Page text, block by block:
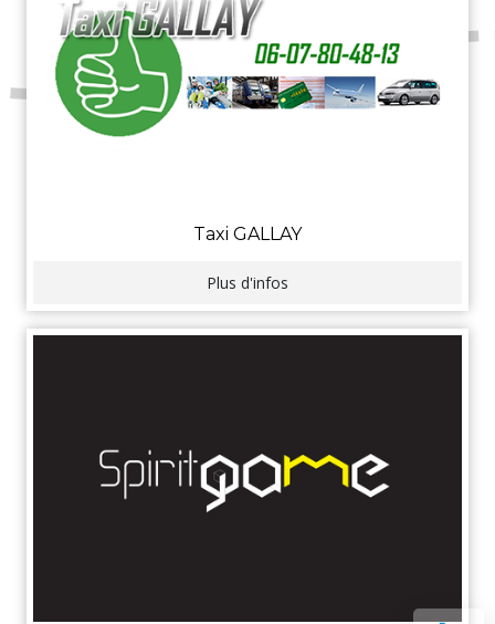
Taxi GALLAY
Plus d'infos